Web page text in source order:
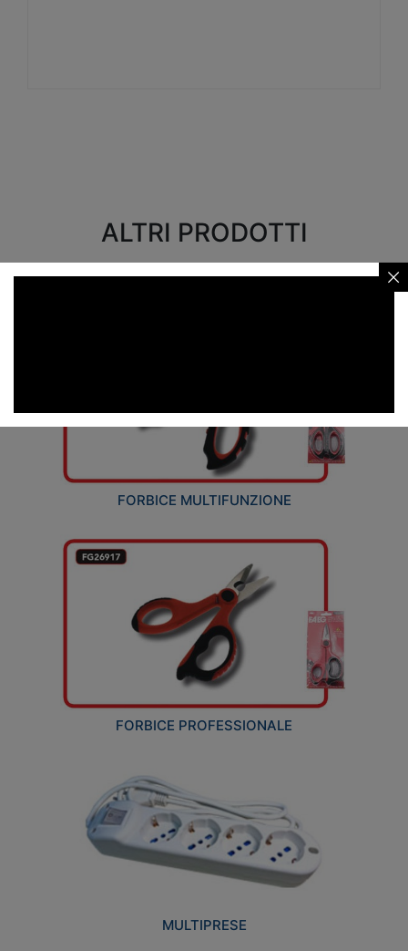
ALTRI PRODOTTI
FORBICE MULTIFUNZIONE
FORBICE PROFESSIONALE
MULTIPRESE